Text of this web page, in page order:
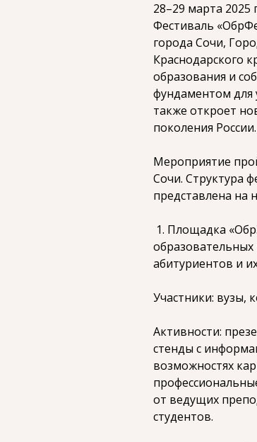
28–29 марта
Фестиваль
города Сочи,
Краснодарского
образования и
фундаментом для
также откроет
поколения России.
Мероприятие
Сочи. Структура
представлена на
1. Площадка
абитуриентов и
Участники: вузы,
Активности:
стенды с
возможностях
от ведущих
студентов.